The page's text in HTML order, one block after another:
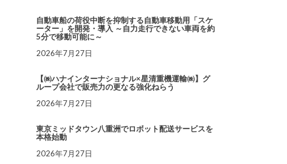
自動車船の荷役中断を抑制する自動車移動用「スケ
ーター」を開発・導入 ～自力走行できない車両を約
5分で移動可能に～
2026年7月27日
【㈱ハナインターナショナル×星清重機運輸㈱】グ
ループ会社で販売力の更なる強化ねらう
2026年7月27日
東京ミッドタウン八重洲でロボット配送サービスを
本格始動
2026年7月27日